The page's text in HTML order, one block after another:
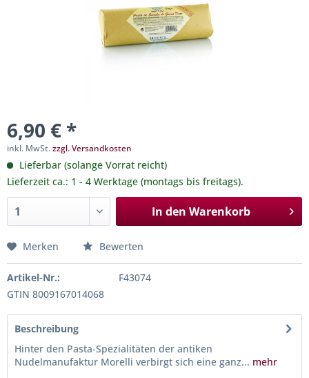
6,90 € *
inkl. MwSt.zzgl. Versandkosten
Lieferbar (solange Vorrat reicht)
Lieferzeit ca.: 1 - 4 Werktage (montags bis freitags).
In den Warenkorb
Merken Bewerten
Artikel-Nr.:
F43074
GTIN 8009167014068
Beschreibung
Hinter den Pasta-Spezialitäten der antiken
Nudelmanufaktur Morelli verbirgt sich eine ganz... mehr